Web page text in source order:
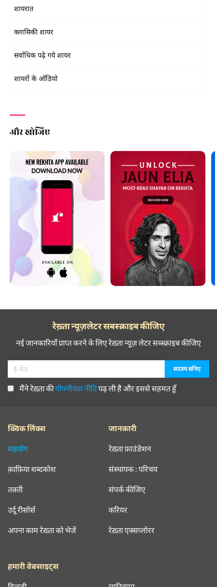
शायरात
क्लासिकी शायर
सर्वाधिक पढ़े गये शायर
शायरों के ऑडियो
और खोजिए
रेख़्ता न्यूज़लेटर सबस्क्राइब कीजिए
नई जानकारियाँ प्राप्त करने के लिए रेख़्ता न्यूज़ लेटर सब्स्क्राइब कीजिए
मैंने रेख़्ता कीगोपनीयता नीतिपढ़ ली है और इससे सहमत हूँ
क्विक लिंक्स
सहयोग
क़ाफ़िया शब्दकोश
तक़्ती
उर्दू रीसोर्स
अपना काम रेख़्ता को भेजें
जानकारी
रेख़्ता फ़ाउंडेशन
संस्थापक : परिचय
संपर्क कीजिए
करियर
रेख़्ता एक्सप्लोरर
हमारी वेबसाइट्स